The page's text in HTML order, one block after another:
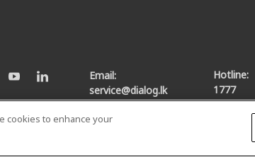
Email:
service@dialog.lk
Hotline:
1777
© Dialog Axiata PLC. All Rights Reserved
cookies to enhance your